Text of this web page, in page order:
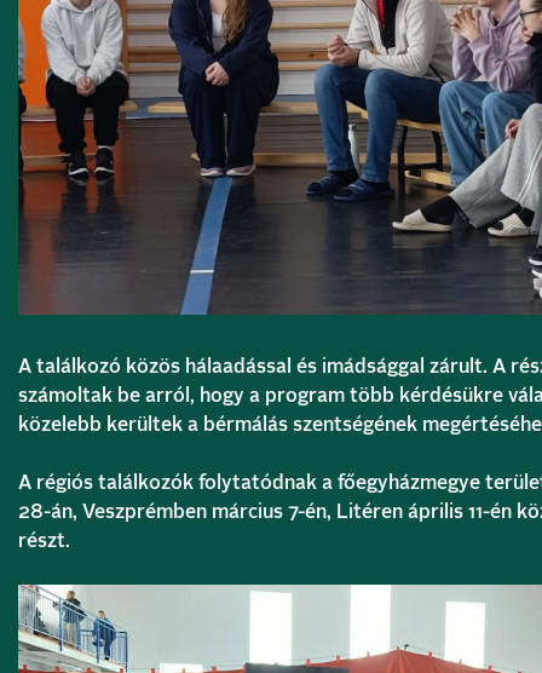
A találkozó közös hálaadással és imádsággal zárult. A
számoltak be arról, hogy a program több kérdésükre
közelebb kerültek a bérmálás szentségének
A régiós találkozók folytatódnak a főegyházmegye
28-án, Veszprémben március 7-én, Litéren április 11-én
részt.